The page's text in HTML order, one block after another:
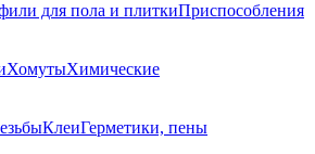
для пола и плиткиПриспособления
ХомутыХимические
КлеиГерметики, пены